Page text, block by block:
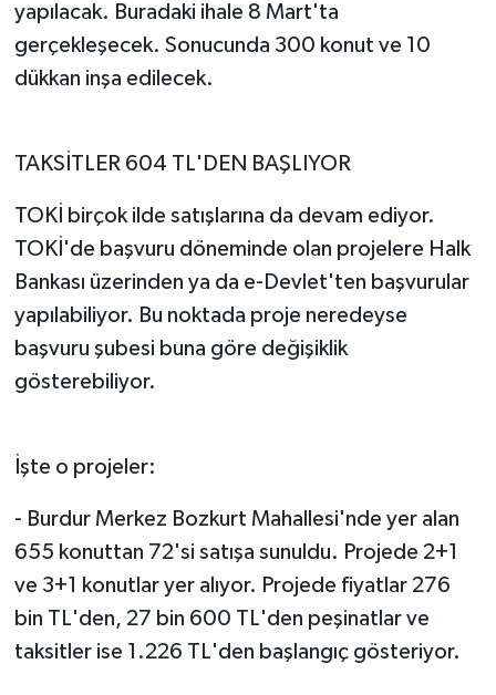
yapılacak. Buradaki ihale 8 Mart'ta
gerçekleşecek. Sonucunda 300 konut ve 10
dükkan inşa edilecek.
TAKSİTLER 604 TL'DEN BAŞLIYOR
TOKİ birçok ilde satışlarına da devam ediyor.
TOKİ'de başvuru döneminde olan projelere Halk
Bankası üzerinden ya da e-Devlet'ten başvurular
yapılabiliyor. Bu noktada proje neredeyse
başvuru şubesi buna göre değişiklik
gösterebiliyor.
İşte o projeler:
- Burdur Merkez Bozkurt Mahallesi'nde yer alan
655 konuttan 72'si satışa sunuldu. Projede 2+1
ve 3+1 konutlar yer alıyor. Projede fiyatlar 276
bin TL'den, 27 bin 600 TL'den peşinatlar ve
taksitler ise 1.226 TL'den başlangıç gösteriyor.